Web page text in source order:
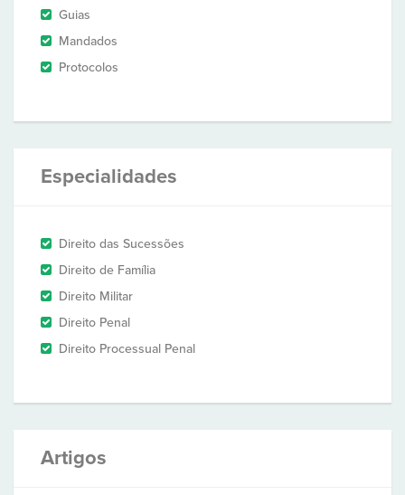
Guias
Mandados
Protocolos
Especialidades
Direito das Sucessões
Direito de Família
Direito Militar
Direito Penal
Direito Processual Penal
Artigos